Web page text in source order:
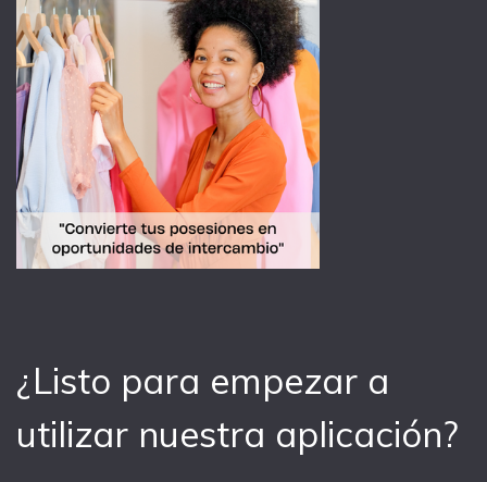
¿Listo para empezar a
utilizar nuestra aplicación?